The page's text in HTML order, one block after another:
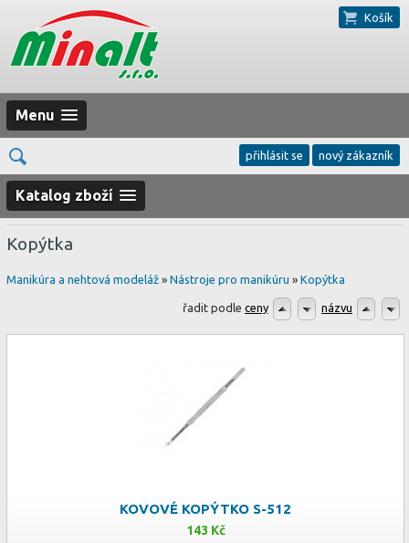
Košík
Menu
přihlásit se nový zákazník
Katalog zboží
Kopýtka
Manikúra a nehtová modeláž » Nástroje pro manikúru » Kopýtka
řadit podle ceny názvu
KOVOVÉ KOPÝTKO S-512
143 Kč